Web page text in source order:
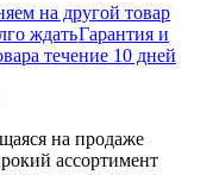
на другой товар
ждатьГарантия и
течение 10 дней
на продаже
ассортимент